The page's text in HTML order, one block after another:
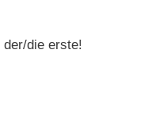
der/die erste!